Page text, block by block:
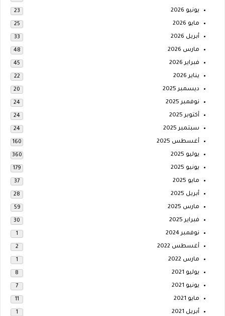
يونيو 2026 23
مايو 2026 25
أبريل 2026 33
مارس 2026 48
فبراير 2026 45
يناير 2026 22
ديسمبر 2025 20
نوفمبر 2025 24
أكتوبر 2025 24
سبتمبر 2025 24
أغسطس 2025 160
يوليو 2025 360
يونيو 2025 179
مايو 2025 37
أبريل 2025 28
مارس 2025 59
فبراير 2025 30
نوفمبر 2024 1
أغسطس 2022 2
مارس 2022 1
يوليو 2021 8
يونيو 2021 7
مايو 2021 11
أبريل 2021 1